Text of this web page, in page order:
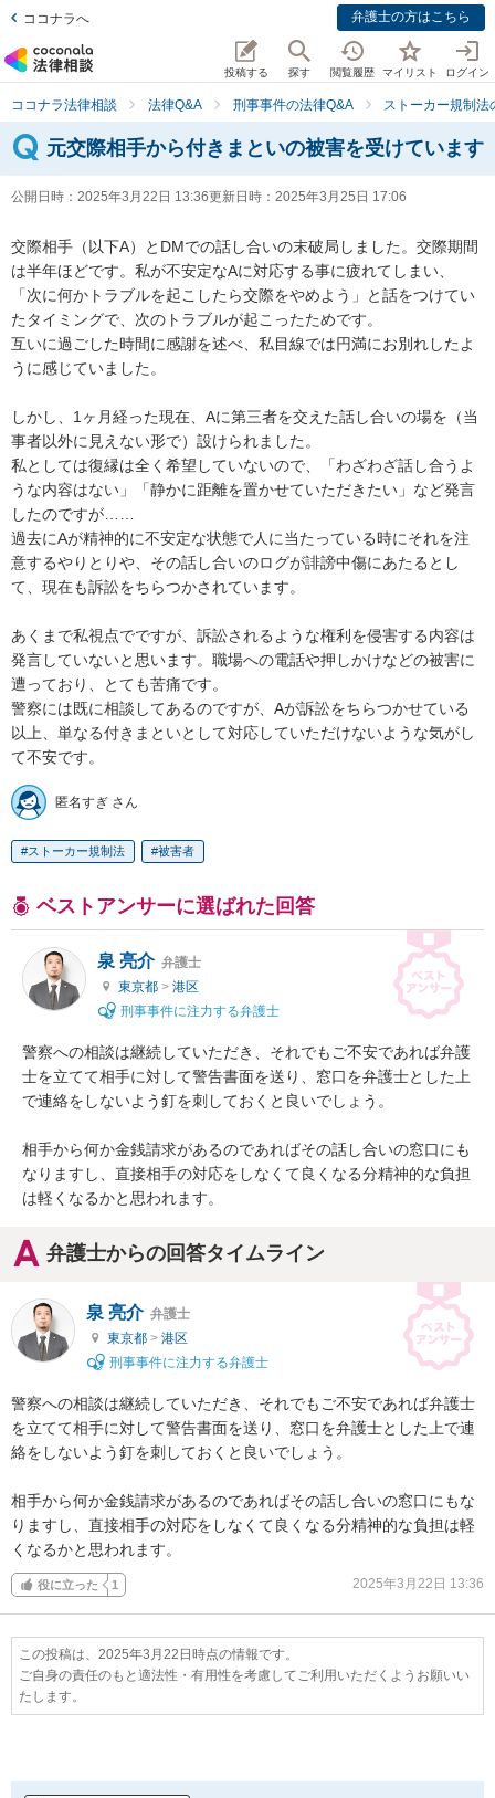
ココナラへ 弁護士の方はこちら
投稿する 探す 閲覧履歴 マイリスト ログイン
ココナラ法律相談 法律Q&A 刑事事件の法律Q&A ストーカー規制法
元交際相手から付きまといの被害を受けています
公開日時： 2025年3月22日 13:36更新日時： 2025年3月25日 17:06
交際相手（以下A）とDMでの話し合いの末破局しました。交際期間
は半年ほどです。私が不安定なAに対応する事に疲れてしまい、
「次に何かトラブルを起こしたら交際をやめよう」と話をつけてい
たタイミングで、次のトラブルが起こったためです。
互いに過ごした時間に感謝を述べ、私目線では円満にお別れしたよ
うに感じていました。
しかし、1ヶ月経った現在、Aに第三者を交えた話し合いの場を（当
事者以外に見えない形で）設けられました。
私としては復縁は全く希望していないので、「わざわざ話し合うよ
うな内容はない」「静かに距離を置かせていただきたい」など発言
したのですが……
過去にAが精神的に不安定な状態で人に当たっている時にそれを注
意するやりとりや、その話し合いのログが誹謗中傷にあたるとし
て、現在も訴訟をちらつかされています。
あくまで私視点でですが、訴訟されるような権利を侵害する内容は
発言していないと思います。職場への電話や押しかけなどの被害に
遭っており、とても苦痛です。
警察には既に相談してあるのですが、Aが訴訟をちらつかせている
以上、単なる付きまといとして対応していただけないような気がし
て不安です。
匿名すぎ さん
ストーカー規制法 被害者
ベストアンサーに選ばれた回答
泉 亮介 弁護士
東京都 > 港区
刑事事件に注力する弁護士
警察への相談は継続していただき、それでもご不安であれば弁護
士を立てて相手に対して警告書面を送り、窓口を弁護士とした上
で連絡をしないよう釘を刺しておくと良いでしょう。
相手から何か金銭請求があるのであればその話し合いの窓口にも
なりますし、直接相手の対応をしなくて良くなる分精神的な負担
は軽くなるかと思われます。
弁護士からの回答タイムライン
泉 亮介 弁護士
東京都 > 港区
刑事事件に注力する弁護士
警察への相談は継続していただき、それでもご不安であれば弁護士
を立てて相手に対して警告書面を送り、窓口を弁護士とした上で連
絡をしないよう釘を刺しておくと良いでしょう。
相手から何か金銭請求があるのであればその話し合いの窓口にもな
りますし、直接相手の対応をしなくて良くなる分精神的な負担は軽
くなるかと思われます。
役に立った 1 2025年3月22日 13:36
この投稿は、2025年3月22日時点の情報です。
ご自身の責任のもと適法性・有用性を考慮してご利用いただくようお願いい
たします。